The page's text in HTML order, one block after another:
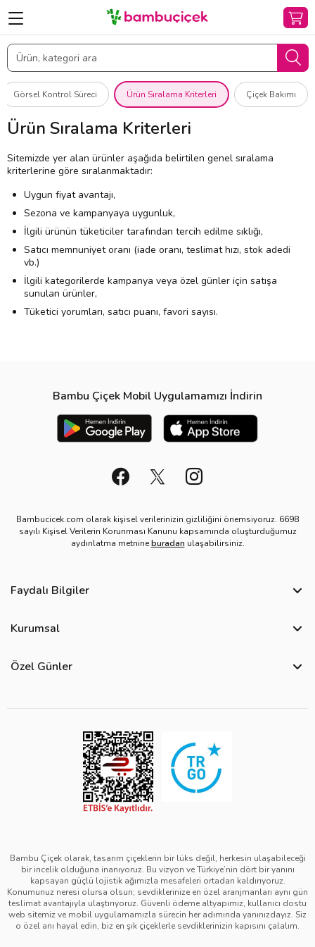
Görsel Kontrol Süreci Ürün Sıralama Kriterleri Çiçek Bakımı
Ürün Sıralama Kriterleri
Sitemizde yer alan ürünler aşağıda belirtilen genel sıralama
kriterlerine göre sıralanmaktadır:
Uygun fiyat avantajı,
Sezona ve kampanyaya uygunluk,
İlgili ürünün tüketiciler tarafından tercih edilme sıklığı,
Satıcı memnuniyet oranı (iade oranı, teslimat hızı, stok adedi
vb.)
İlgili kategorilerde kampanya veya özel günler için satışa
sunulan ürünler,
Tüketici yorumları, satıcı puanı, favori sayısı.
Bambu Çiçek Mobil Uygulamamızı İndirin
Bambucicek.com olarak kişisel verilerinizin gizliliğini önemsiyoruz. 6698
sayılı Kişisel Verilerin Korunması Kanunu kapsamında oluşturduğumuz
aydınlatma metnineburadan ulaşabilirsiniz.
Faydalı Bilgiler
Site Haritası
Görsel Kontrol Süreci
Ürün Sıralama Kriterleri
Kurumsal
Mesafeli Satış Sözleşmesi
Kurumsal Müşterilerimiz
Özel Günler
Anneler Günü Çiçekleri
Kadınlar Günü Çiçekleri
Babalar Günü Çiçekleri
Öğretmenler Günü Çiçekleri
Bambu Çiçek olarak, tasarım çiçeklerin bir lüks değil, herkesin ulaşabileceği
bir incelik olduğuna inanıyoruz. Bu vizyon ve Türkiye’nin dört bir yanını
kapsayan güçlü lojistik ağımızla mesafeleri ortadan kaldırıyoruz.
Konumunuz neresi olursa olsun; sevdiklerinize en özel aranjmanları aynı gün
teslimat avantajıyla ulaştırıyoruz. Güvenli ödeme altyapımız, kullanıcı dostu
web sitemiz ve mobil uygulamamızla sürecin her adımında yanınızdayız. Siz
o özel anı hayal edin, biz en şık çiçeklerle sevdiklerinizin kapısını çalalım.